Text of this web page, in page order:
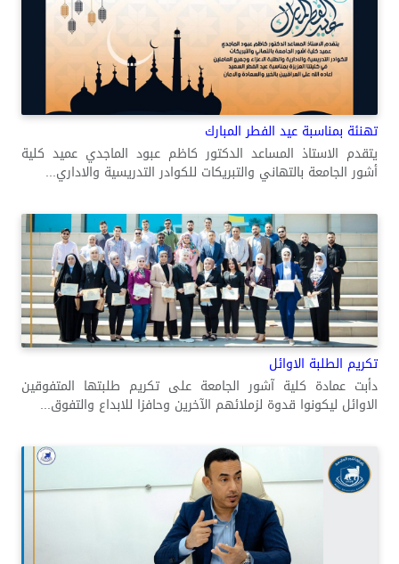
تهنئة بمناسبة عيد الفطر المبارك
يتقدم الاستاذ المساعد الدكتور كاظم عبود الماجدي عميد كلية
أشور الجامعة بالتهاني والتبريكات للكوادر التدريسية والاداري...
تكريم الطلبة الاوائل
دأبت عمادة كلية آشور الجامعة على تكريم طلبتها المتفوقين
الاوائل ليكونوا قدوة لزملائهم الآخرين وحافزا للابداع والتفوق...